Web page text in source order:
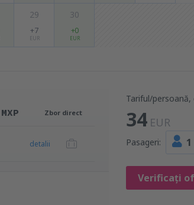
29
+7
EUR
30
+0
EUR
Tariful/persoană,
34 EUR
Pasageri: 1
Verificați
MXP Zbor direct
detalii